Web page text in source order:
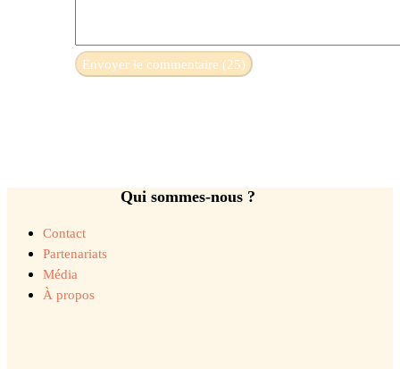
Qui sommes-nous ?
Contact
Partenariats
Média
À propos